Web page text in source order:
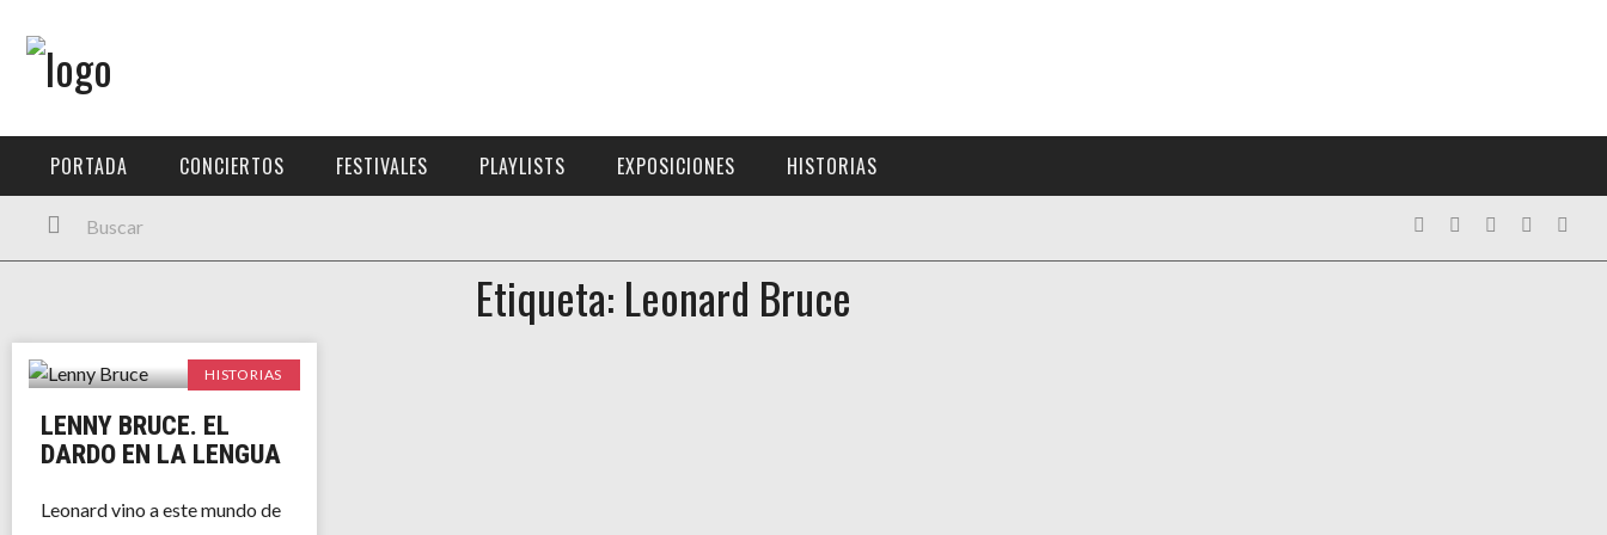
PORTADA
FESTIVALES
EXPOSICIONES
PORTADA CONCIERTOS FESTIVALES PLAYLISTS EXPOSICIONES HISTORIAS
Etiqueta: Leonard Bruce
HISTORIAS
LENNY BRUCE. EL
DARDO EN LA LENGUA
Leonard vino a este mundo de